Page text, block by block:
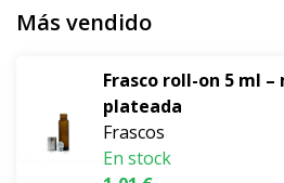
varios volúmenes, con cierres,
o pipetas que encajan
paramezclar sus propios
preparar sueros faciales, aceites
Más vendido
Frasco roll-on 5 ml
plateada
Frascos
En stock